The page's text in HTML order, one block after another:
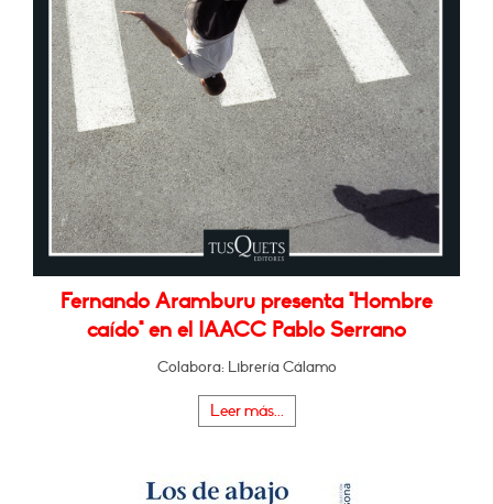
Fernando Aramburu presenta "Hombre
caído" en el IAACC Pablo Serrano
Colabora: Librería Cálamo
Leer más...